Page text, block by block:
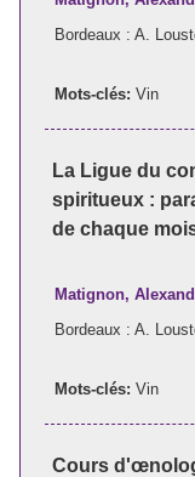
Bordeaux : A.
Mots-clés: Vin
La Ligue du
spiritueux :
de chaque
Matignon,
Bordeaux : A.
Mots-clés: Vin
Cours